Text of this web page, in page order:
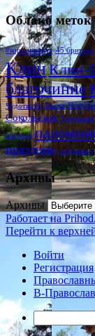
Облако меток
#короновирус 45 бригада
КлинКлин-
благочиние
Чудотворц Пасха
Сокольская Троицкий
награда
праздник собрание
Архивы
Архивы
Работает на
Перейти к
Войти
Регистрация
В-